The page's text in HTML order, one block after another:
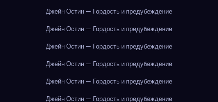
Джейн Остин — Гордость и предубеждение
Джейн Остин — Гордость и предубеждение
Джейн Остин — Гордость и предубеждение
Джейн Остин — Гордость и предубеждение
Джейн Остин — Гордость и предубеждение
Джейн Остин — Гордость и предубеждение